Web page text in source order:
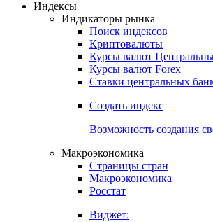
Индексы
Индикаторы рынка
Поиск индексов
Криптовалюты
Курсы валют
Курсы валют Forex
Ставки центральных
Создать индекс
Возможность создания
Макроэкономика
Страницы стран
Макроэкономика
Росстат
Виджет: